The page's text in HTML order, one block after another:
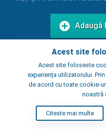
Acest site
Acest site foloseste
experiența utilizatorului.
de acord cu toate cookie-
noastră
Citeste mai multe
Adaugă
Adaugă